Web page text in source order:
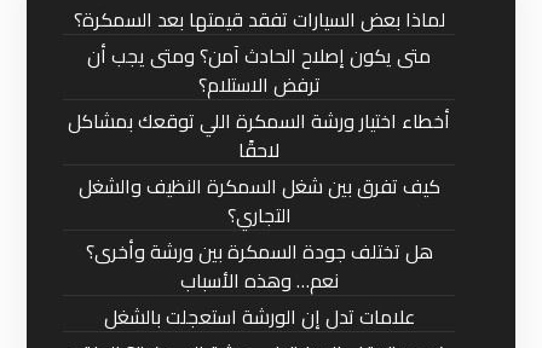
لماذا بعض السيارات تفقد قيمتها بعد السمكرة؟
متى يكون إصلاح الحادث آمن؟ ومتى يجب أن
ترفض الاستلام؟
أخطاء اختيار ورشة السمكرة اللي توقعك بمشاكل
لاحقًا
كيف تفرق بين شغل السمكرة النظيف والشغل
التجاري؟
هل تختلف جودة السمكرة بين ورشة وأخرى؟
نعم… وهذه الأسباب
علامات تدل إن الورشة استعجلت بالشغل